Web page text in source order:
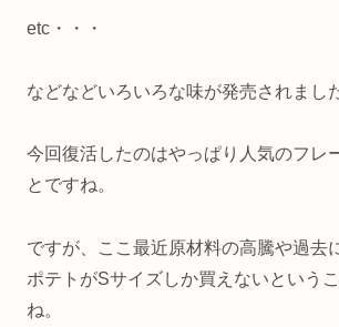
etc・・・
などなどいろいろな味が発売されまし
今回復活したのはやっぱり人気のフレ
とですね。
ですが、ここ最近原材料の高騰や過去
ポテトがSサイズしか買えないという
ね。